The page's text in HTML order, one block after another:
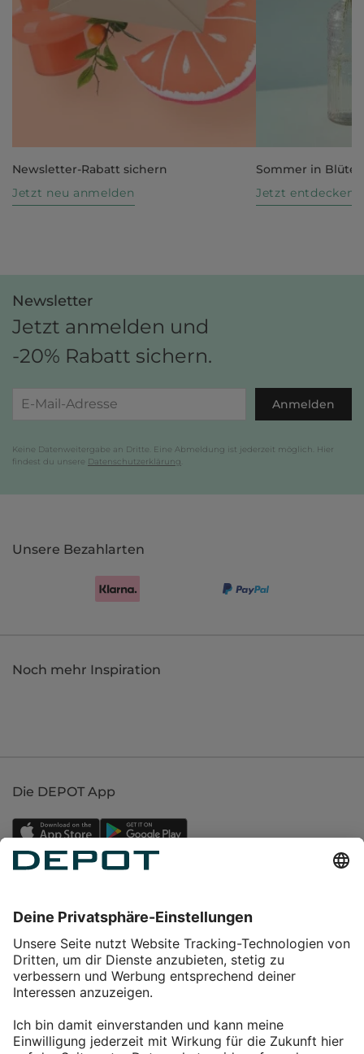
Newsletter-Rabatt sichern
Jetzt neu anmelden
Sommer in Blüte
Jetzt entdecken
Newsletter
Jetzt anmelden und
-20% Rabatt sichern.
Anmelden
Keine Datenweitergabe an Dritte. Eine Abmeldung ist jederzeit möglich. Hier
findest du unsere Datenschutzerklärung
Unsere Bezahlarten
Noch mehr Inspiration
Die DEPOT App
Service
Über DEPOT
Kontakt